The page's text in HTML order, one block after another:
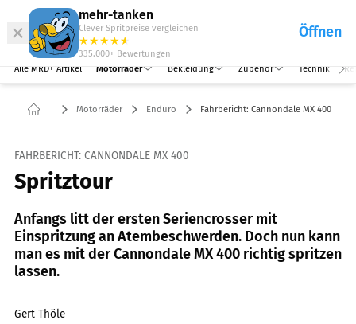
mehr-tanken
Clever Spritpreise vergleichen
★★★★★
★
335.000+ Bewertungen
Öffnen
Abo
Alle MRD+ Artikel Motorräder Bekleidung Zubehör Technik
Motorräder Enduro Fahrbericht: Cannondale MX 400
FAHRBERICHT: CANNONDALE MX 400
Spritztour
Anfangs litt der ersten Seriencrosser mit
Einspritzung an Atembeschwerden. Doch nun kann
man es mit der Cannondale MX 400 richtig spritzen
lassen.
Gert Thöle